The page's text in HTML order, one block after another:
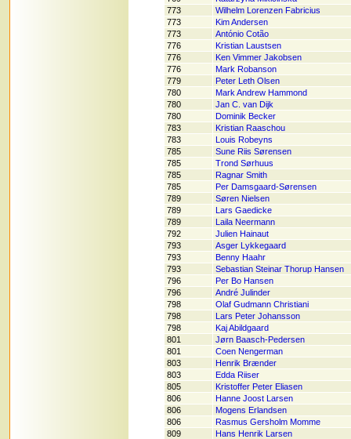
773
Wilhelm Lorenzen Fabricius
773
Kim Andersen
773
António Cotão
776
Kristian Laustsen
776
Ken Vimmer Jakobsen
776
Mark Robanson
779
Peter Leth Olsen
780
Mark Andrew Hammond
780
Jan C. van Dijk
780
Dominik Becker
783
Kristian Raaschou
783
Louis Robeyns
785
Sune Riis Sørensen
785
Trond Sørhuus
785
Ragnar Smith
785
Per Damsgaard-Sørensen
789
Søren Nielsen
789
Lars Gaedicke
789
Laila Neermann
792
Julien Hainaut
793
Asger Lykkegaard
793
Benny Haahr
793
Sebastian Steinar Thorup Hansen
796
Per Bo Hansen
796
André Julinder
798
Olaf Gudmann Christiani
798
Lars Peter Johansson
798
Kaj Abildgaard
801
Jørn Baasch-Pedersen
801
Coen Nengerman
803
Henrik Brænder
803
Edda Riiser
805
Kristoffer Peter Eliasen
806
Hanne Joost Larsen
806
Mogens Erlandsen
806
Rasmus Gersholm Momme
809
Hans Henrik Larsen